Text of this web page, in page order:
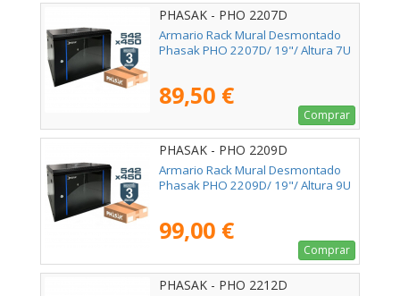
PHASAK - PHO 2207D
Armario Rack Mural Desmontado
Phasak PHO 2207D/ 19"/ Altura 7U
89,50 €
Comprar
PHASAK - PHO 2209D
Armario Rack Mural Desmontado
Phasak PHO 2209D/ 19"/ Altura 9U
99,00 €
Comprar
PHASAK - PHO 2212D